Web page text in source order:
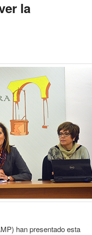
la
han presentado esta